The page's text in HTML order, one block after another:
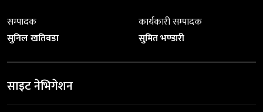
सम्पादक
सुनिल खतिवडा
कार्यकारी सम्पादक
सुमित भण्डारी
साइट नेभिगेशन